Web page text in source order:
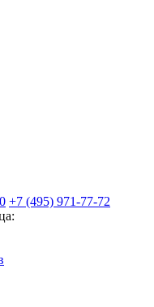
+7 (495) 971-77-72